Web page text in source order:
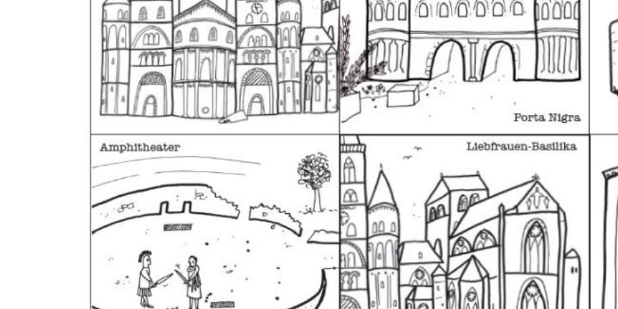
Dom und Michaeliskirche in
Hildesheim
Karolingisches Westwerk und